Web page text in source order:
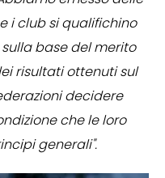
i club si qualifichino
base del merito
risultati ottenuti sul
decidere
che le loro
generali".